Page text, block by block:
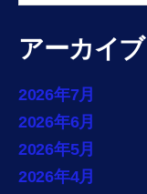
アーカイブ
2026年7月
2026年6月
2026年5月
2026年4月